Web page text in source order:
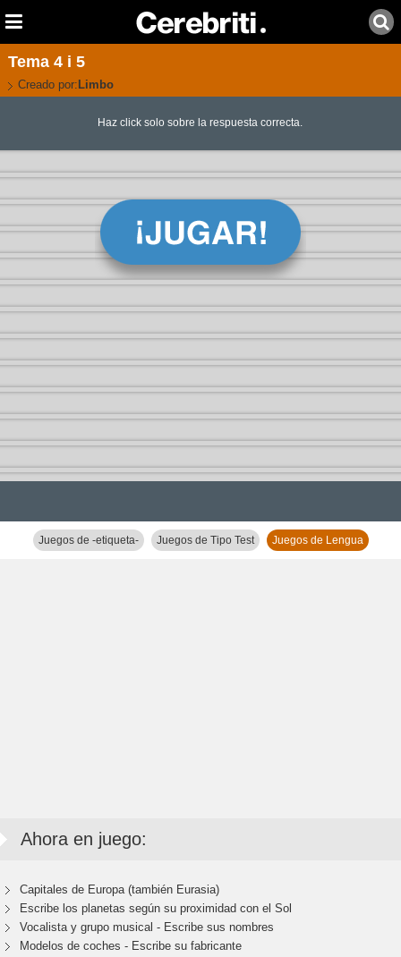
Tema 4 i 5
Creado por: Limbo
Haz click solo sobre la respuesta correcta.
Juegos de -etiqueta- Juegos de Tipo Test Juegos de Lengua
Ahora en juego:
Capitales de Europa (también Eurasia)
Escribe los planetas según su proximidad con el Sol
Vocalista y grupo musical - Escribe sus nombres
Modelos de coches - Escribe su fabricante